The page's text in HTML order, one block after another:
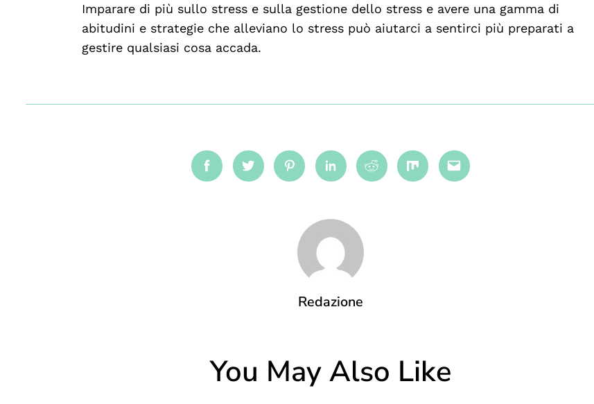
Imparare di più sullo stress e sulla gestione dello stress e avere una gamma di
abitudini e strategie che alleviano lo stress può aiutarci a sentirci più preparati a
gestire qualsiasi cosa accada.
FacebookTwitterPinterestLinkedinRedditMix Email
Redazione
You May Also Like